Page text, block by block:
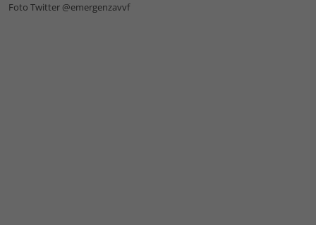
Foto Twitter @emergenzavvf